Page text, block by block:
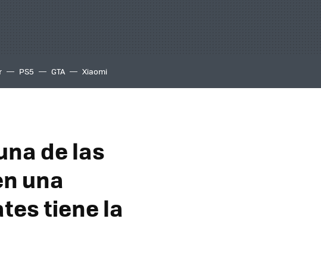
PS5 GTA Xiaomi
de las
una
tiene la